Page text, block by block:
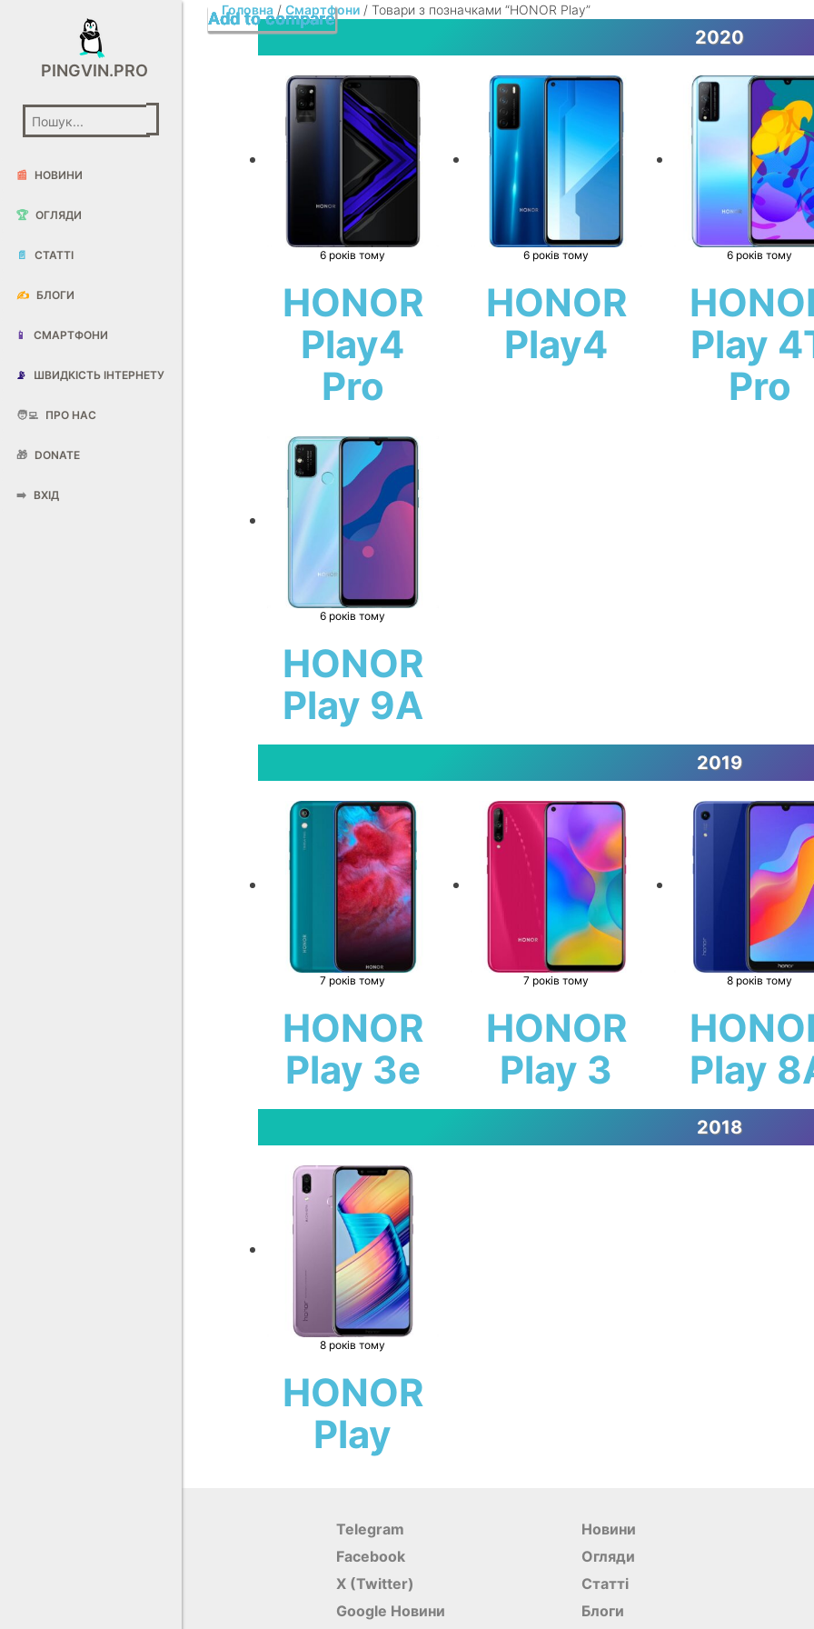
PINGVIN.PRO
📰 НОВИНИ
🏆 ОГЛЯДИ
📄 СТАТТІ
✍️ БЛОГИ
📱 СМАРТФОНИ
📡 ШВИДКІСТЬ ІНТЕРНЕТУ
🧑‍💻 ПРО НАС
🎁 DONATE
➡️ ВХІД
Головна/ Смартфони/ Товари з позначками “HONOR Play”
2020
6 років тому
HONOR
Play4
Pro
Add to compare
6 років тому
HONOR
Play4
Add to compare
6 років тому
Play
Pro
Add to compare
Add to compare
6 років тому
HONOR
Play 9A
Add to compare
2019
7 років тому
HONOR
Play 3e
Add to compare
7 років тому
HONOR
Play 3
Add to compare
8 років тому
Play
Add to compare
2018
8 років тому
HONOR
Play
Add to compare
Telegram
Facebook
X (Twitter)
Google Новини
Новини
Огляди
Статті
Блоги